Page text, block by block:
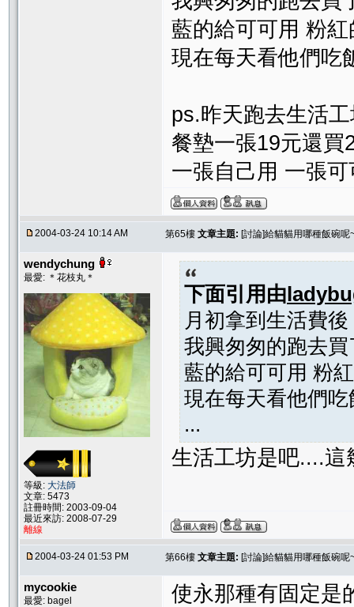
藍的給可可用 粉
現在每天看他們吃
ps.昨天跑去生活
餐墊一張19元還買
一張自己用 一張
2004-03-24 10:14 AM 第65樓 文章主題: [討論]給貓貓用哪種飯碗呢
wendychung
最愛: ＊花枝丸＊
等級: 大法師
文章: 5473
註冊時間: 2003-09-04
最近來訪: 2008-07-29
離線
下面引用由
月初拿到生活費後
我興匆匆的跑去
藍的給可可用 粉
現在每天看他們
...
生活工坊是吧....這
2004-03-24 01:53 PM 第66樓 文章主題: [討論]給貓貓用哪種飯碗呢
mycookie
最愛: bagel 使永那種有固定是